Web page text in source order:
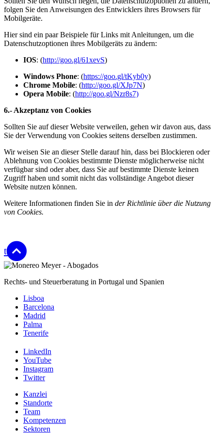
folgen Sie den Anweisungen des Entwicklers ihres Browsers für
Mobilgeräte.
Hier sind ein paar Beispiele für Links mit Anleitungen, um die
Datenschutzoptionen ihres Mobilgeräts zu ändern:
IOS: (http://goo.gl/61xevS)
Windows Phone: (https://goo.gl/tKyb0y)
Chrome Mobile: (http://goo.gl/XJp7N)
Opera Mobile: (http://goo.gl/Nzr8s7)
6.- Akzeptanz von Cookies
Sollten Sie auf dieser Website verweilen, gehen wir davon aus, dass
Sie der Verwendung von Cookies seitens derselben zustimmen.
Wir weisen Sie an dieser Stelle darauf hin, dass bei Blockieren oder
Ablehnung von Cookies bestimmte Dienste möglicherweise nicht
verfügbar sind oder aber, dass Sie auf bestimmte Dienste keinen
Zugriff haben und somit nicht das vollständige Angebot dieser
Website nutzen können.
Weitere Informationen finden Sie in der Richtlinie über die Nutzung
von Cookies.
top
Rechts- und Steuerberatung in Portugal und Spanien
Lisboa
Barcelona
Madrid
Palma
Tenerife
LinkedIn
YouTube
Instagram
Twitter
Kanzlei
Standorte
Team
Kompetenzen
Sektoren